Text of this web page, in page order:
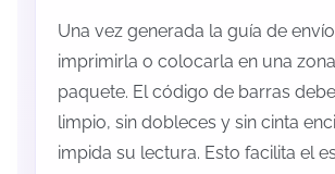
Una vez generada la guía de
imprimirla o colocarla en una
paquete. El código de barras
limpio, sin dobleces y sin cinta
impida su lectura. Esto facilita el